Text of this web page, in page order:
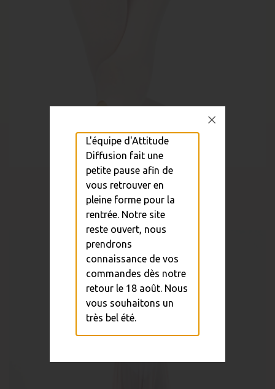
Collant Opera Avec Pieds...
18,00 €
L'équipe d'Attitude
Diffusion fait une
petite pause afin de
vous retrouver en
pleine forme pour la
rentrée. Notre site
reste ouvert, nous
prendrons
connaissance de vos
commandes dès notre
retour le 18 août. Nous
vous souhaitons un
très bel été.